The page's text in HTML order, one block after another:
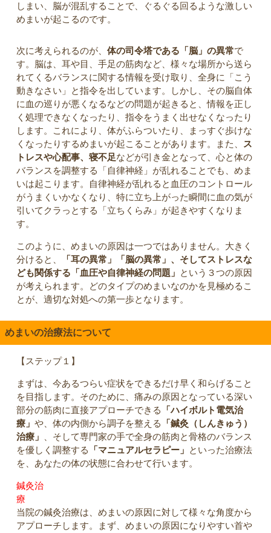
しまい、脳が混乱することで、ぐるぐる回るような激しい
めまいが起こるのです。
次に考えられるのが、 体の司令塔である「脳」の異常で
す。脳は、耳や目、手足の筋肉など、様々な場所から送ら
れてくるバランスに関する情報を受け取り、全身に「こう
動きなさい」と指令を出しています。しかし、その脳自体
に血の巡りが悪くなるなどの問題が起きると、情報を正し
く処理できなくなったり、指令をうまく出せなくなったり
します。これにより、体がふらついたり、まっすぐ歩けな
くなったりするめまいが起こることがあります。また、
ス
トレスや心配事、寝不足などが引き金となって、心と体の
バランスを調整する「自律神経」が乱れることでも、めま
いは起こります。自律神経が乱れると血圧のコントロール
がうまくいかなくなり、特に立ち上がった瞬間に血の気が
引いてクラっとする「立ちくらみ」が起きやすくなりま
す。
このように、めまいの原因は一つではありません。大きく
分けると、
「耳の異常」「脳の異常」、そしてストレスな
ども関係する「血圧や自律神経の問題」 という３つの原因
が考えられます。どのタイプのめまいなのかを見極めるこ
とが、適切な対処への第一歩となります。
めまいの治療法について
【ステップ１】
まずは、今あるつらい症状をできるだけ早く和らげること
を目指します。そのために、痛みの原因となっている深い
部分の筋肉に直接アプローチできる
「ハイボルト電気治
療」 や、体の内側から調子を整える
「鍼灸（しんきゅう）
治療」
、そして専門家の手で全身の筋肉と骨格のバランス
を優しく調整する
「マニュアルセラピー」 といった治療法
を、あなたの体の状態に合わせて行います。
鍼灸治
療
当院の鍼灸治療は、めまいの原因に対して様々な角度から
アプローチします。まず、めまいの原因になりやすい首や